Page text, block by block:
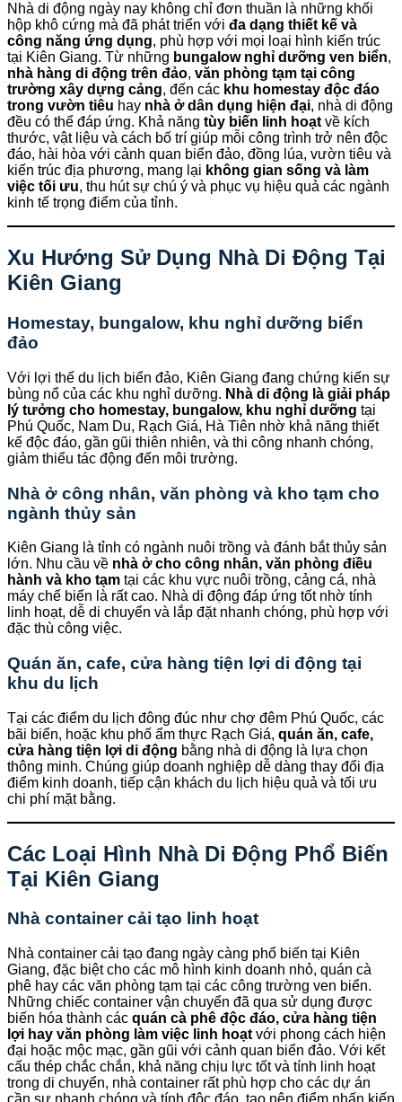
Nhà di động ngày nay không chỉ đơn thuần là những khối
hộp khô cứng mà đã phát triển với đa dạng thiết kế và
công năng ứng dụng, phù hợp với mọi loại hình kiến trúc
tại Kiên Giang. Từ những bungalow nghỉ dưỡng ven biển,
nhà hàng di động trên đảo, văn phòng tạm tại công
trường xây dựng cảng, đến các khu homestay độc đáo
trong vườn tiêu hay nhà ở dân dụng hiện đại, nhà di động
đều có thể đáp ứng. Khả năng tùy biến linh hoạt về kích
thước, vật liệu và cách bố trí giúp mỗi công trình trở nên độc
đáo, hài hòa với cảnh quan biển đảo, đồng lúa, vườn tiêu và
kiến trúc địa phương, mang lại không gian sống và làm
việc tối ưu, thu hút sự chú ý và phục vụ hiệu quả các ngành
kinh tế trọng điểm của tỉnh.
Xu Hướng Sử Dụng Nhà Di Động Tại
Kiên Giang
Homestay, bungalow, khu nghỉ dưỡng biển
đảo
Với lợi thế du lịch biển đảo, Kiên Giang đang chứng kiến sự
bùng nổ của các khu nghỉ dưỡng. Nhà di động là giải pháp
lý tưởng cho homestay, bungalow, khu nghỉ dưỡng tại
Phú Quốc, Nam Du, Rạch Giá, Hà Tiên nhờ khả năng thiết
kế độc đáo, gần gũi thiên nhiên, và thi công nhanh chóng,
giảm thiểu tác động đến môi trường.
Nhà ở công nhân, văn phòng và kho tạm cho
ngành thủy sản
Kiên Giang là tỉnh có ngành nuôi trồng và đánh bắt thủy sản
lớn. Nhu cầu về nhà ở cho công nhân, văn phòng điều
hành và kho tạm tại các khu vực nuôi trồng, cảng cá, nhà
máy chế biến là rất cao. Nhà di động đáp ứng tốt nhờ tính
linh hoạt, dễ di chuyển và lắp đặt nhanh chóng, phù hợp với
đặc thù công việc.
Quán ăn, cafe, cửa hàng tiện lợi di động tại
khu du lịch
Tại các điểm du lịch đông đúc như chợ đêm Phú Quốc, các
bãi biển, hoặc khu phố ẩm thực Rạch Giá, quán ăn, cafe,
cửa hàng tiện lợi di động bằng nhà di động là lựa chọn
thông minh. Chúng giúp doanh nghiệp dễ dàng thay đổi địa
điểm kinh doanh, tiếp cận khách du lịch hiệu quả và tối ưu
chi phí mặt bằng.
Các Loại Hình Nhà Di Động Phổ Biến
Tại Kiên Giang
Nhà container cải tạo linh hoạt
Nhà container cải tạo đang ngày càng phổ biến tại Kiên
Giang, đặc biệt cho các mô hình kinh doanh nhỏ, quán cà
phê hay các văn phòng tạm tại các công trường ven biển.
Những chiếc container vận chuyển đã qua sử dụng được
biến hóa thành các quán cà phê độc đáo, cửa hàng tiện
lợi hay văn phòng làm việc linh hoạt với phong cách hiện
đại hoặc mộc mạc, gần gũi với cảnh quan biển đảo. Với kết
cấu thép chắc chắn, khả năng chịu lực tốt và tính linh hoạt
trong di chuyển, nhà container rất phù hợp cho các dự án